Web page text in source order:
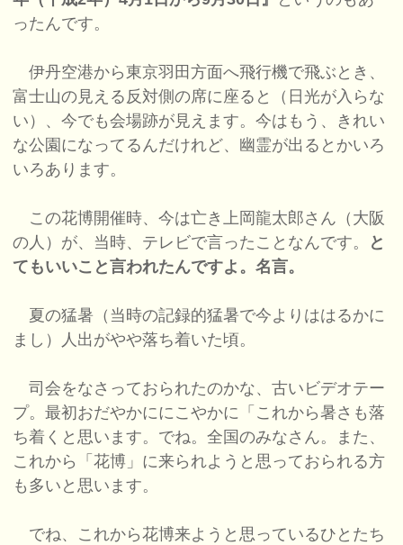
ったんです。
伊丹空港から東京羽田方面へ飛行機で飛ぶとき、
富士山の見える反対側の席に座ると（日光が入らな
い）、今でも会場跡が見えます。今はもう、きれい
な公園になってるんだけれど、幽霊が出るとかいろ
いろあります。
この花博開催時、今は亡き上岡龍太郎さん（大阪
の人）が、当時、テレビで言ったことなんです。
と
てもいいこと言われたんですよ。名言。
夏の猛暑（当時の記録的猛暑で今よりははるかに
まし）人出がやや落ち着いた頃。
司会をなさっておられたのかな、古いビデオテー
プ。最初おだやかににこやかに「これから暑さも落
ち着くと思います。でね。全国のみなさん。また、
これから「花博」に来られようと思っておられる方
も多いと思います。
でね、これから花博来ようと思っているひとたち